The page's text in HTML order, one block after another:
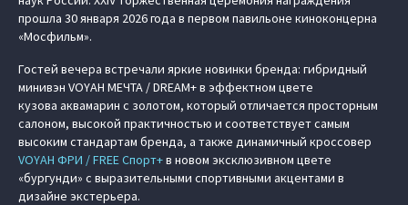
прошла 30 января 2026 года в первом павильоне киноконцерна
«Мосфильм».
Гостей вечера встречали яркие новинки бренда: гибридный
минивэн VOYAH МЕЧТА / DREAM+ в эффектном цвете
кузова аквамарин с золотом, который отличается просторным
салоном, высокой практичностью и соответствует самым
высоким стандартам бренда, а также динамичный кроссовер
VOYAH ФРИ / FREE Спорт+в новом эксклюзивном цвете
«бургунди» с выразительными спортивными акцентами в
дизайне экстерьера.